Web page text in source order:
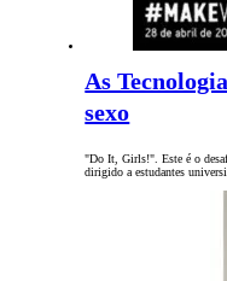
As
sexo
"Do It, Girls!". Este é o
dirigido a estudantes